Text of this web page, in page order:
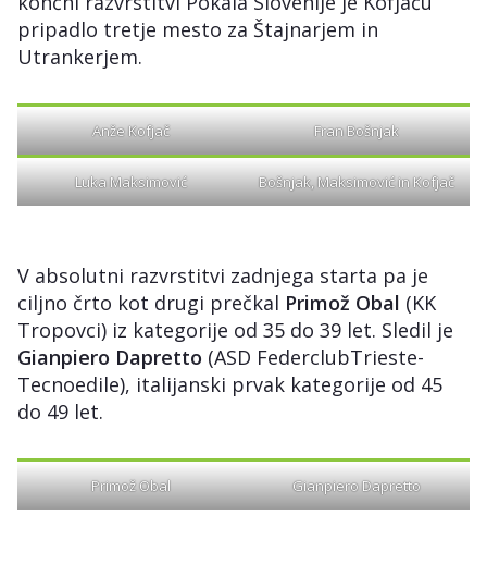
pripadlo tretje mesto za Štajnarjem in
Utrankerjem.
Anže Kofjač Fran Bošnjak
Luka Maksimović Bošnjak, Maksimović in Kofjač
V absolutni razvrstitvi zadnjega starta pa je
ciljno črto kot drugi prečkal Primož Obal (KK
Tropovci) iz kategorije od 35 do 39 let. Sledil je
Gianpiero Dapretto (ASD FederclubTrieste-
Tecnoedile), italijanski prvak kategorije od 45
do 49 let.
Primož Obal Gianpiero Dapretto